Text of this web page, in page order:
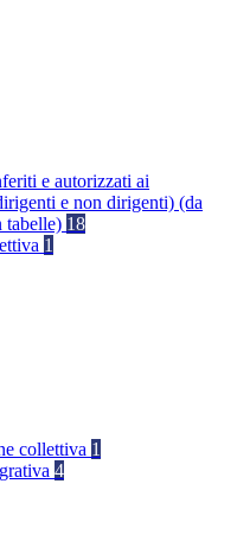
e autorizzati ai
e non dirigenti) (da
tabelle) 18
1
collettiva 1
4